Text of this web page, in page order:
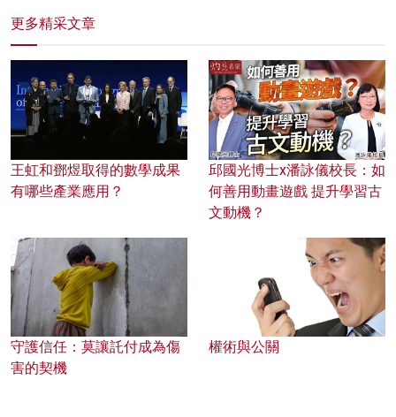
更多精采文章
王虹和鄧煜取得的數學成果
有哪些產業應用？
邱國光博士x潘詠儀校長：如
何善用動畫遊戲 提升學習古
文動機？
守護信任：莫讓託付成為傷
害的契機
權術與公關